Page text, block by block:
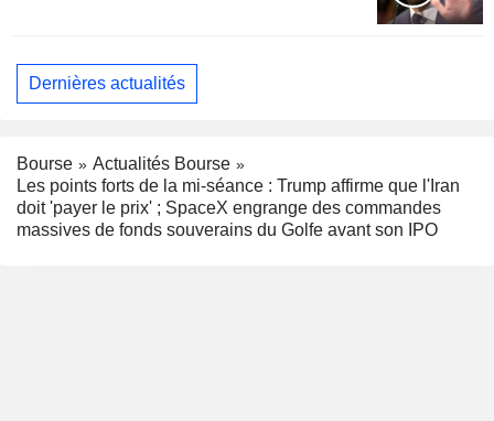
Dernières actualités
Bourse
Actualités Bourse
Les points forts de la mi-séance : Trump affirme que l'Iran
doit 'payer le prix' ; SpaceX engrange des commandes
massives de fonds souverains du Golfe avant son IPO